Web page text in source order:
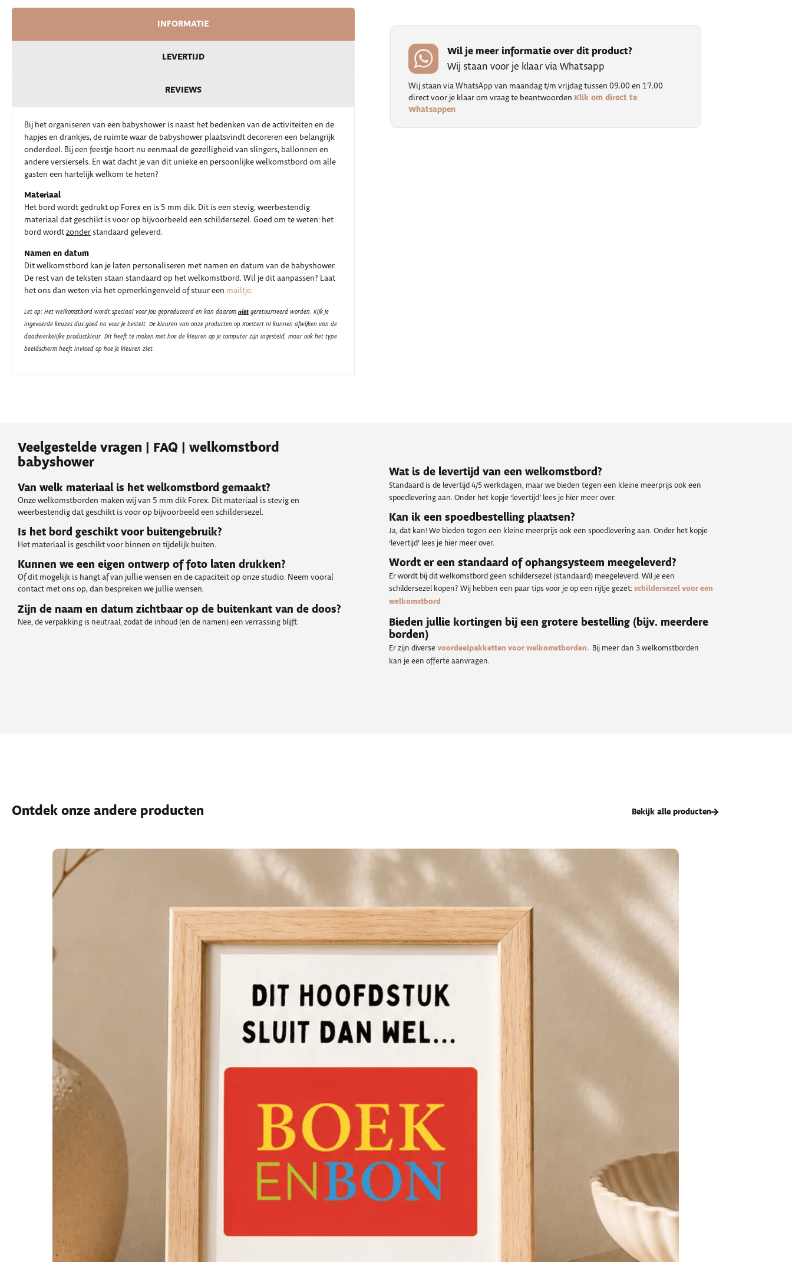
INFORMATIE
LEVERTIJD
REVIEWS
Bij het organiseren van een babyshower is naast het bedenken van de activiteiten en de
hapjes en drankjes, de ruimte waar de babyshower plaatsvindt decoreren een belangrijk
onderdeel. Bij een feestje hoort nu eenmaal de gezelligheid van slingers, ballonnen en
andere versiersels. En wat dacht je van dit unieke en persoonlijke welkomstbord om alle
gasten een hartelijk welkom te heten?
Materiaal
Het bord wordt gedrukt op Forex en is 5 mm dik. Dit is een stevig, weerbestendig
materiaal dat geschikt is voor op bijvoorbeeld een schildersezel. Goed om te weten: het
bord wordtzonderstandaard geleverd.
Namen en datum
Dit welkomstbord kan je laten personaliseren met namen en datum van de babyshower.
De rest van de teksten staan standaard op het welkomstbord. Wil je dit aanpassen? Laat
het ons dan weten via het opmerkingenveld of stuur een mailtje.
Let op: Het welkomstbord wordt speciaal voor jou geproduceerd en kan daarom nietgeretourneerd worden. Kijk je
ingevoerde keuzes dus goed na voor je bestelt. De kleuren van onze producten op Koestert.nl kunnen afwijken van de
daadwerkelijke productkleur. Dit heeft te maken met hoe de kleuren op je computer zijn ingesteld, maar ook het type
beeldscherm heeft invloed op hoe je kleuren ziet.
Wil je meer informatie over dit product?
Wij staan voor je klaar via Whatsapp
Wij staan via WhatsApp van maandag t/m vrijdag tussen 09.00 en 17.00
direct voor je klaar om vraag te beantwoorden Klik om direct te
Whatsappen
Veelgestelde vragen | FAQ | welkomstbord
babyshower
Van welk materiaal is het welkomstbord gemaakt?
Onze welkomstborden maken wij van 5 mm dik Forex. Dit materiaal is stevig en
weerbestendig dat geschikt is voor op bijvoorbeeld een schildersezel.
Is het bord geschikt voor buitengebruik?
Het materiaal is geschikt voor binnen en tijdelijk buiten.
Kunnen we een eigen ontwerp of foto laten drukken?
Of dit mogelijk is hangt af van jullie wensen en de capaciteit op onze studio. Neem vooral
contact met ons op, dan bespreken we jullie wensen.
Zijn de naam en datum zichtbaar op de buitenkant van de doos?
Nee, de verpakking is neutraal, zodat de inhoud (en de namen) een verrassing blijft.
Wat is de levertijd van een welkomstbord?
Standaard is de levertijd 4/5 werkdagen, maar we bieden tegen een kleine meerprijs ook een
spoedlevering aan. Onder het kopje ‘levertijd’ lees je hier meer over.
Kan ik een spoedbestelling plaatsen?
Ja, dat kan! We bieden tegen een kleine meerprijs ook een spoedlevering aan. Onder het kopje
‘levertijd’ lees je hier meer over.
Wordt er een standaard of ophangsysteem meegeleverd?
Er wordt bij dit welkomstbord geen schildersezel (standaard) meegeleverd. Wil je een
schildersezel kopen? Wij hebben een paar tips voor je op een rijtje gezet: schildersezel voor een
welkomstbord
Bieden jullie kortingen bij een grotere bestelling (bijv. meerdere
borden)
Er zijn diverse voordeelpakketten voor welkomstborden. Bij meer dan 3 welkomstborden
kan je een offerte aanvragen.
Ontdek onze andere producten Bekijk alle producten